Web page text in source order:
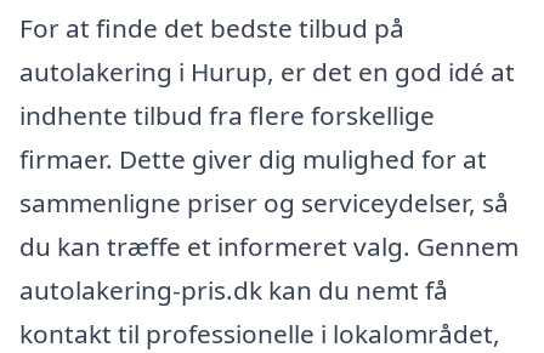
For at finde det bedste tilbud på
autolakering i Hurup, er det en god idé at
indhente tilbud fra flere forskellige
firmaer. Dette giver dig mulighed for at
sammenligne priser og serviceydelser, så
du kan træffe et informeret valg. Gennem
autolakering-pris.dk kan du nemt få
kontakt til professionelle i lokalområdet,